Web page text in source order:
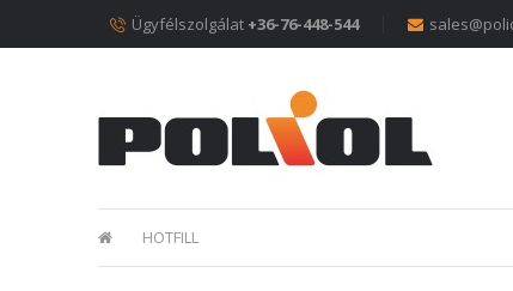
Ügyfélszolgálat +36-76-448-544
HOTFILL